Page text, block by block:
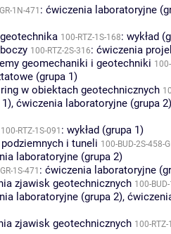
1N-471 : ćwiczenia laboratoryjne
100-RTZ-1S-168: wykład
100-RTZ-2S-316: ćwiczenia
geomechaniki i geotechniki
(grupa 1)
w obiektach geotechnicznych
, ćwiczenia laboratoryjne (grupa 2)
100-RTZ-1S-091 : wykład (grupa 1)
i tuneli 100-BUD-2S-458-
laboratoryjne (grupa 2)
1S-471 : ćwiczenia laboratoryjne
zjawisk geotechnicznych 100-
laboratoryjne (grupa 2),
zjawisk geotechnicznych 100-